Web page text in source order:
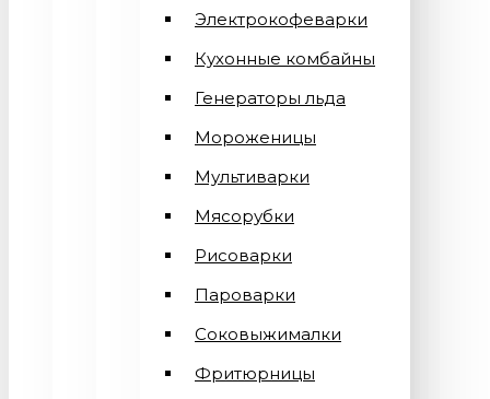
Электрокофеварки
Кухонные комбайны
Генераторы льда
Мороженицы
Мультиварки
Мясорубки
Рисоварки
Пароварки
Соковыжималки
Фритюрницы